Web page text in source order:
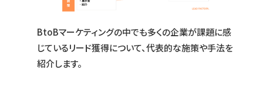
BtoBマーケティングの中でも多くの企業が課題に感
じているリード獲得について、代表的な施策や手法を
紹介します。